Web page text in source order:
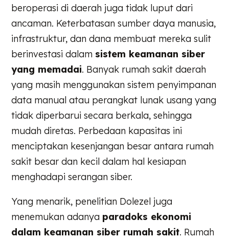
beroperasi di daerah juga tidak luput dari
ancaman. Keterbatasan sumber daya manusia,
infrastruktur, dan dana membuat mereka sulit
berinvestasi dalam sistem keamanan siber
yang memadai. Banyak rumah sakit daerah
yang masih menggunakan sistem penyimpanan
data manual atau perangkat lunak usang yang
tidak diperbarui secara berkala, sehingga
mudah diretas. Perbedaan kapasitas ini
menciptakan kesenjangan besar antara rumah
sakit besar dan kecil dalam hal kesiapan
menghadapi serangan siber.
Yang menarik, penelitian Dolezel juga
menemukan adanya paradoks ekonomi
dalam keamanan siber rumah sakit. Rumah